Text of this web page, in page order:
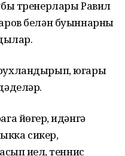
тренерлары Равил
белән буыннарны
югары
йөгерү, идәнгә
сикерү,
иелү, теннис